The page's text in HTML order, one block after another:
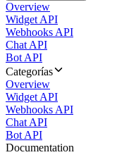
Overview
Widget API
Webhooks API
Chat API
Bot API
Categorías
Overview
Widget API
Webhooks API
Chat API
Bot API
Documentation